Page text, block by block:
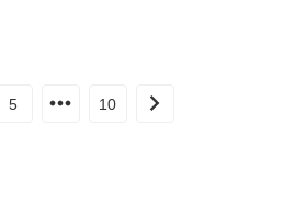
5 10